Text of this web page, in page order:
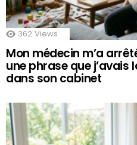
362 Views
Mon médecin m’a
une phrase que j’avais
dans son cabinet